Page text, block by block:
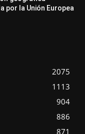
por la Unión Europea
2075
1113
904
886
871